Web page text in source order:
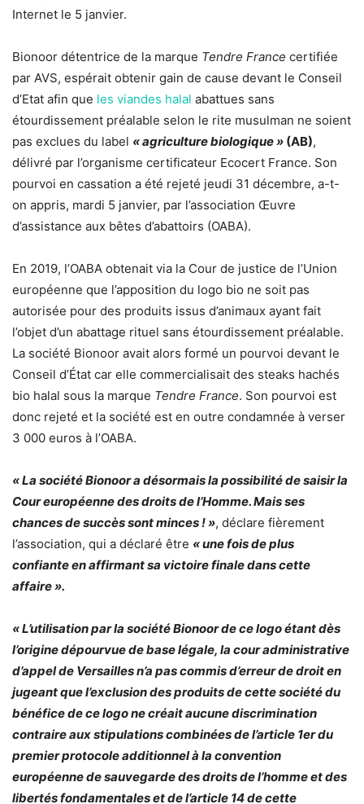
Internet le 5 janvier.
Bionoor détentrice de la marque Tendre France certifiée
par AVS, espérait obtenir gain de cause devant le Conseil
d’Etat afin que les viandes halal abattues sans
étourdissement préalable selon le rite musulman ne soient
pas exclues du label « agriculture biologique » (AB),
délivré par l’organisme certificateur Ecocert France. Son
pourvoi en cassation a été rejeté jeudi 31 décembre, a-t-
on appris, mardi 5 janvier, par l’association Œuvre
d’assistance aux bêtes d’abattoirs (OABA).
En 2019, l’OABA obtenait via la Cour de justice de l’Union
européenne que l’apposition du logo bio ne soit pas
autorisée pour des produits issus d’animaux ayant fait
l’objet d’un abattage rituel sans étourdissement préalable.
La société Bionoor avait alors formé un pourvoi devant le
Conseil d’État car elle commercialisait des steaks hachés
bio halal sous la marque Tendre France. Son pourvoi est
donc rejeté et la société est en outre condamnée à verser
3 000 euros à l’OABA.
« La société Bionoor a désormais la possibilité de saisir la
Cour européenne des droits de l’Homme. Mais ses
chances de succès sont minces ! », déclare fièrement
l’association, qui a déclaré être « une fois de plus
confiante en affirmant sa victoire finale dans cette
affaire ».
« L’utilisation par la société Bionoor de ce logo étant dès
l’origine dépourvue de base légale, la cour administrative
d’appel de Versailles n’a pas commis d’erreur de droit en
jugeant que l’exclusion des produits de cette société du
bénéfice de ce logo ne créait aucune discrimination
contraire aux stipulations combinées de l’article 1er du
premier protocole additionnel à la convention
européenne de sauvegarde des droits de l’homme et des
libertés fondamentales et de l’article 14 de cette